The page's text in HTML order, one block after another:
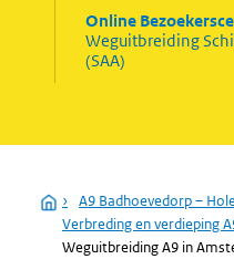
Online
Weguitbreiding
(SAA)
Home
› A9 Badhoevedorp –
Verbreding en verdieping
Weguitbreiding A9 in